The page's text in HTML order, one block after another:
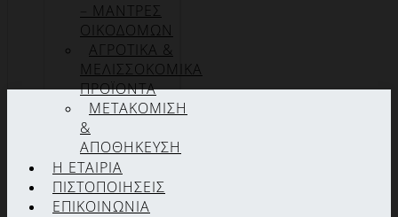
– ΜΑΝΤΡΕΣ
ΟΙΚΟΔΟΜΩΝ
ΑΓΡΟΤΙΚΑ &
ΜΕΛΙΣΣΟΚΟΜΙΚΑ
ΠΡΟΪΟΝΤΑ
ΜΕΤΑΚΟΜΙΣΗ
&
ΑΠΟΘΗΚΕΥΣΗ
Η ΕΤΑΙΡΊΑ
ΠΙΣΤΟΠΟΙΉΣΕΙΣ
ΕΠΙΚΟΙΝΩΝΊΑ